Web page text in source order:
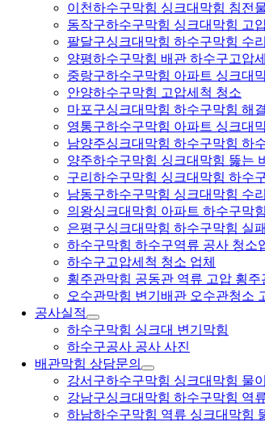
이천하수구막힘 싱크대막힘 침전
동작구하수구막힘 싱크대막힘 고
팔달구싱크대막힘 하수구막힘 수
양평하수구막힘 배관 하수구고압
중랑구하수구막힘 아파트 싱크대
안양하수구막힘 고압세척 청소
마포구싱크대막힘 하수구막힘 해
영통구하수구막힘 아파트 싱크대
남양주싱크대막힘 하수구막힘 하
양주하수구막힘 싱크대막힘 뚫는
구리하수구막힘 싱크대막힘 하수
남동구하수구막힘 싱크대막힘 수
의왕싱크대막힘 아파트 하수구막
은평구싱크대막힘 하수구막힘 실
하수구막힘 하수구역류 공사 청소
하수구고압세척 청소 업체
횡주관막힘 공동관 역류 고압 횡주
오수관막힘 변기배관 오수관청소
공사실적
하수구막힘 싱크대 변기막힘
하수구공사 공사 사진
배관막힘 상담문의
강서구하수구막힘 싱크대막힘 물
강남구싱크대막힘 하수구막힘 역
하남하수구막힘 역류 싱크대막힘